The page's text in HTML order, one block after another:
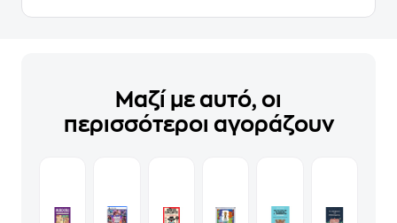
Μαζί με αυτό, οι
περισσότεροι αγοράζουν